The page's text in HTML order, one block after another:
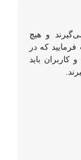
و هیچ
که در
باید